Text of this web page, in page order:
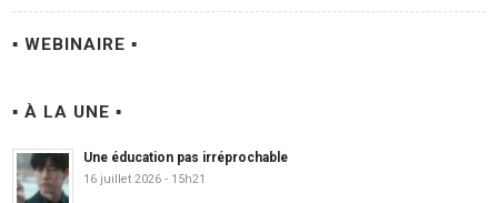
▪ WEBINAIRE ▪
▪ À LA UNE ▪
Une éducation pas irréprochable
16 juillet 2026 - 15h21